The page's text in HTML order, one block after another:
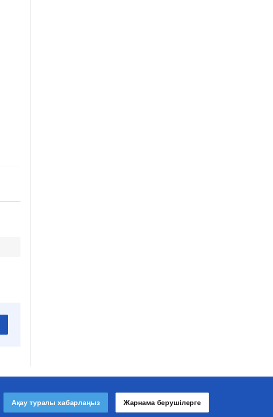
Ақау туралы хабарлаңыз Жарнама берушілерге